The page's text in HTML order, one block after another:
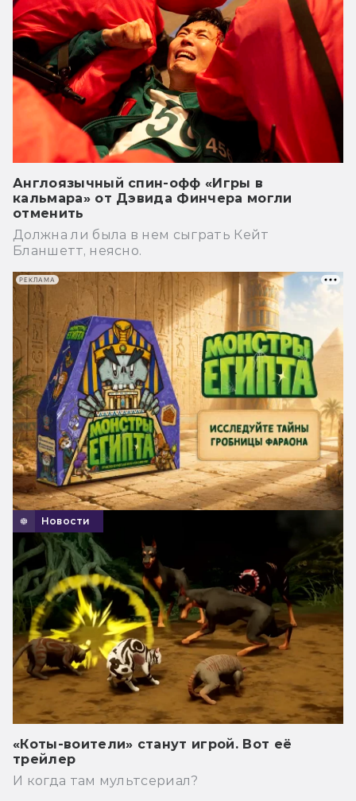
Англоязычный спин-офф «Игры в
кальмара» от Дэвида Финчера могли
отменить
Должна ли была в нем сыграть Кейт
Бланшетт, неясно.
Новости
«Коты-воители» станут игрой. Вот её
трейлер
И когда там мультсериал?
РЕКЛАМА